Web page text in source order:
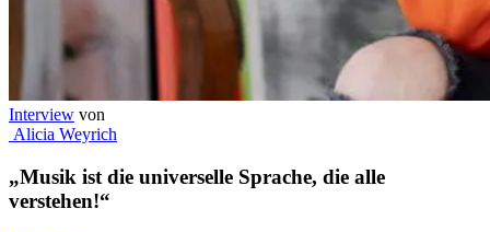
Interview von
Alicia Weyrich
„Musik ist die universelle Sprache, die alle
verstehen!“